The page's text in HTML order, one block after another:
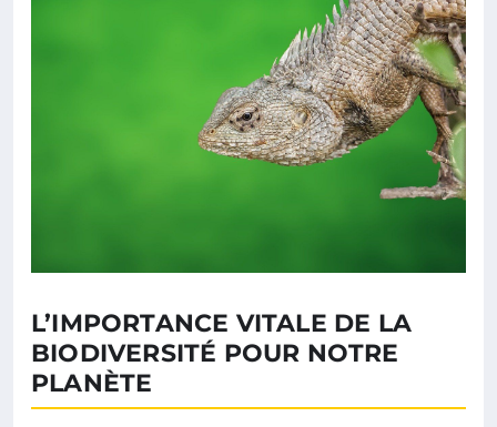
L’IMPORTANCE VITALE DE LA
BIODIVERSITÉ POUR NOTRE
PLANÈTE